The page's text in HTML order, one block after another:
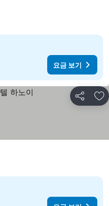
요금 보기
공유 즐